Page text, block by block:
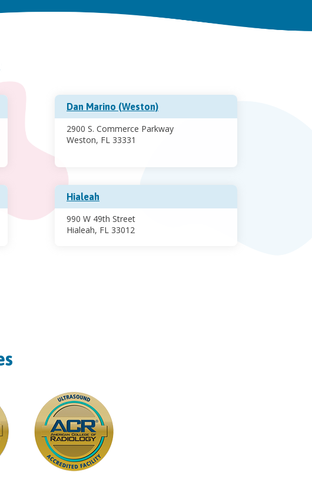
Dan Marino (Weston)
2900 S. Commerce Parkway
Weston, FL 33331
Hialeah
990 W 49th Street
Hialeah, FL 33012
Palm Beach Gardens, FL 33410
West Kendall Outpatient Center
13400 SW 120th Street
Suites 100 & 200